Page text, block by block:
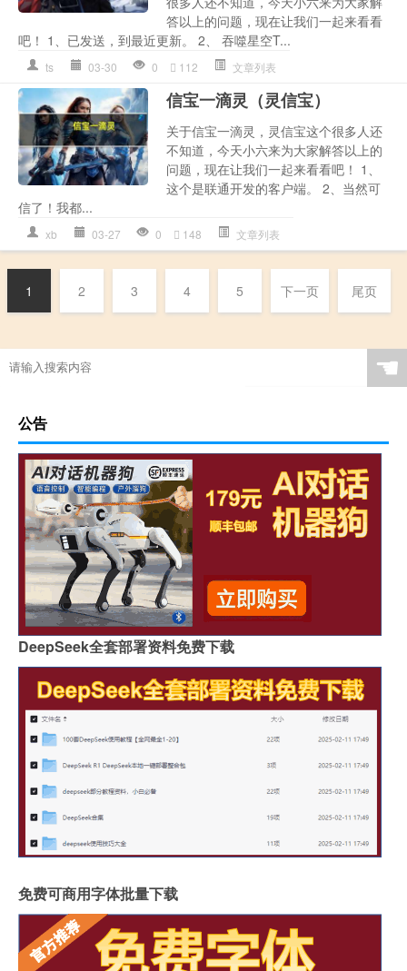
答以上的问题，现在让我们一起来看看
吧！ 1、已发送，到最近更新。 2、 吞噬星空T...
ts 03-30 0 112 文章列表
信宝一滴灵（灵信宝）
关于信宝一滴灵，灵信宝这个很多人还
不知道，今天小六来为大家解答以上的
问题，现在让我们一起来看看吧！ 1、
这个是联通开发的客户端。 2、当然可
信了！我都...
xb 03-27 0 148 文章列表
1 2 3 4 5 下一页 尾页
☚
公告
DeepSeek全套部署资料免费下载
免费可商用字体批量下载